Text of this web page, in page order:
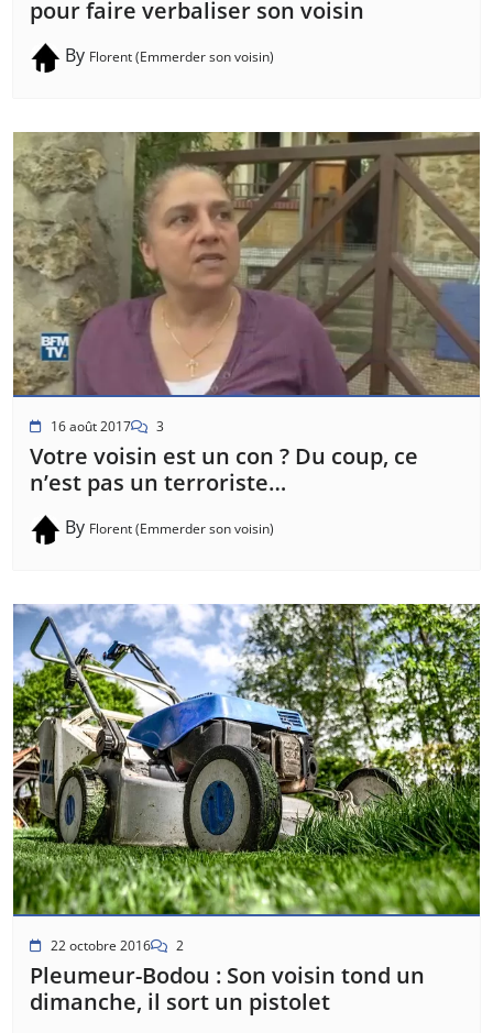
pour faire verbaliser son voisin
By Florent (Emmerder son voisin)
16 août 2017 3
Votre voisin est un con ? Du coup, ce
n’est pas un terroriste…
By Florent (Emmerder son voisin)
22 octobre 2016 2
Pleumeur-Bodou : Son voisin tond un
dimanche, il sort un pistolet